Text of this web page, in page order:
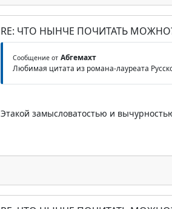
RE: ЧТО НЫНЧЕ ПОЧИТАТЬ
Сообщение от Абгемахт
Любимая цитата из романа-лауреата
Этакой замысловатостью и